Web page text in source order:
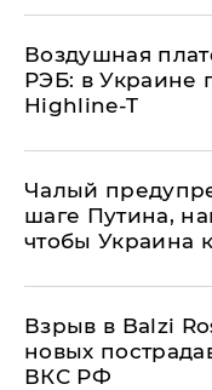
Воздушная
РЭБ: в Украине
Highline-T
Чалый
шаге Путина,
чтобы Украина
Взрыв в Balzi
новых
ВКС РФ